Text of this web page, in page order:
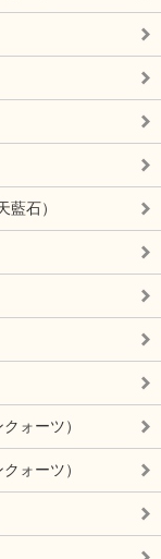
石）
ォーツ）
ォーツ）